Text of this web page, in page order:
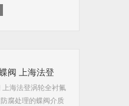
动高压球阀
阀 上海法登
海法登涡轮全衬氟
腐处理的蝶阀介质